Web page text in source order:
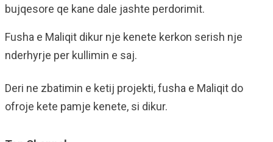
bujqesore qe kane dale jashte perdorimit.
Fusha e Maliqit dikur nje kenete kerkon serish nje
nderhyrje per kullimin e saj.
Deri ne zbatimin e ketij projekti, fusha e Maliqit do
ofroje kete pamje kenete, si dikur.